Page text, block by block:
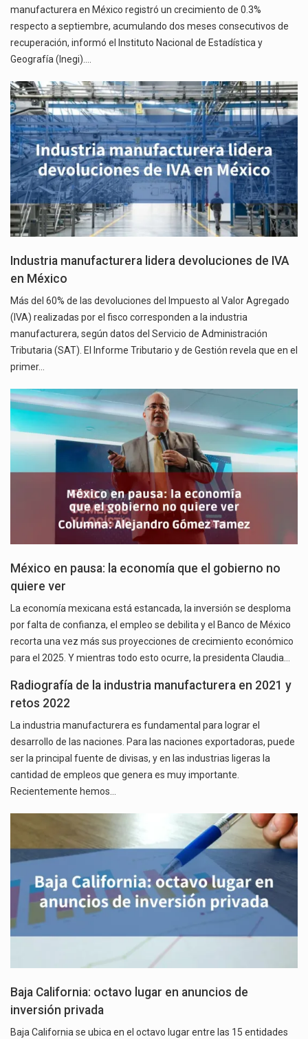
manufacturera en México registró un crecimiento de 0.3%
respecto a septiembre, acumulando dos meses consecutivos de
recuperación, informó el Instituto Nacional de Estadística y
Geografía (Inegi).…
Industria manufacturera lidera devoluciones de IVA
en México
Más del 60% de las devoluciones del Impuesto al Valor Agregado
(IVA) realizadas por el fisco corresponden a la industria
manufacturera, según datos del Servicio de Administración
Tributaria (SAT). El Informe Tributario y de Gestión revela que en el
primer…
México en pausa: la economía que el gobierno no
quiere ver
La economía mexicana está estancada, la inversión se desploma
por falta de confianza, el empleo se debilita y el Banco de México
recorta una vez más sus proyecciones de crecimiento económico
para el 2025. Y mientras todo esto ocurre, la presidenta Claudia…
Radiografía de la industria manufacturera en 2021 y
retos 2022
La industria manufacturera es fundamental para lograr el
desarrollo de las naciones. Para las naciones exportadoras, puede
ser la principal fuente de divisas, y en las industrias ligeras la
cantidad de empleos que genera es muy importante.
Recientemente hemos…
Baja California: octavo lugar en anuncios de
inversión privada
Baja California se ubica en el octavo lugar entre las 15 entidades